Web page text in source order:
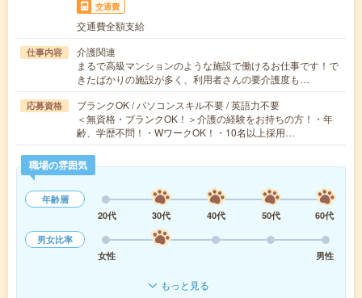
交通費
交通費全額支給
仕事内容
介護関連
まるで高級マンションのような施設で働けるお仕事です！で
きたばかりの施設が多く、利用者さんの要介護度も…
応募資格
ブランクOK / パソコンスキル不要 / 英語力不要
＜無資格・ブランクOK！＞介護の経験をお持ちの方！・年
齢、学歴不問！・WワークOK！・10名以上採用…
職場の雰囲気
年齢層
20代
30代 40代 50代
60代
男女比率
女性
男性
もっと見る